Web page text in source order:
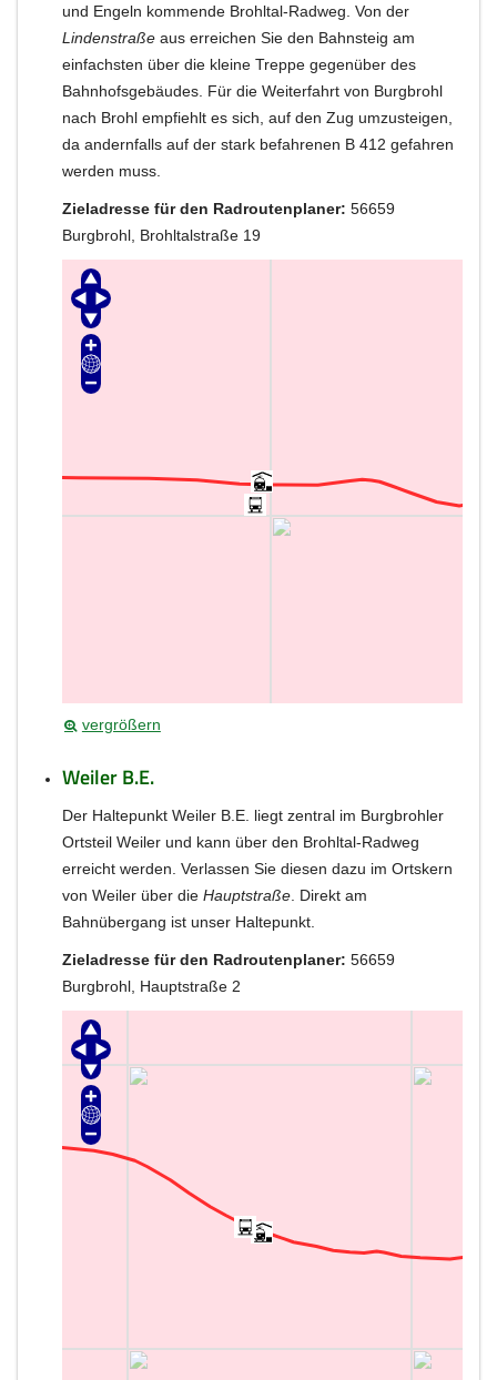
und Engeln kommende Brohltal-Radweg. Von der
Lindenstraße aus erreichen Sie den Bahnsteig am
einfachsten über die kleine Treppe gegenüber des
Bahnhofsgebäudes. Für die Weiterfahrt von Burgbrohl
nach Brohl empfiehlt es sich, auf den Zug umzusteigen,
da andernfalls auf der stark befahrenen B 412 gefahren
werden muss.
Zieladresse für den Radroutenplaner: 56659
Burgbrohl, Brohltalstraße 19
vergrößern
Weiler B.E.
Der Haltepunkt Weiler B.E. liegt zentral im Burgbrohler
Ortsteil Weiler und kann über den Brohltal-Radweg
erreicht werden. Verlassen Sie diesen dazu im Ortskern
von Weiler über die Hauptstraße . Direkt am
Bahnübergang ist unser Haltepunkt.
Zieladresse für den Radroutenplaner: 56659
Burgbrohl, Hauptstraße 2